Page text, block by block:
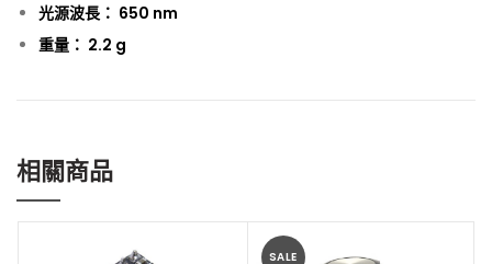
光源波長： 650 nm
重量： 2.2 g
相關商品
SALE